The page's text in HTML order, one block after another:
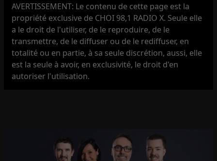
AVERTISSEMENT: Le contenu de cette page est la
propriété exclusive de CHOI 98,1 RADIO X. Seule elle
a le droit de l'utiliser, de le reproduire, de le
transmettre, de le diffuser ou de le rediffuser, en
totalité ou en partie, à sa seule discrétion, aussi, elle
est la seule à avoir, en exclusivité, le droit d'en
autoriser l'utilisation.